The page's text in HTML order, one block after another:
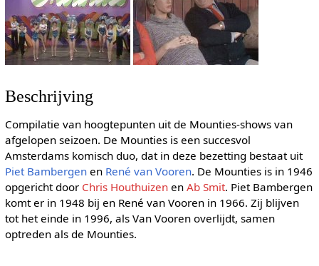
Beschrijving
Compilatie van hoogtepunten uit de Mounties-shows van
afgelopen seizoen. De Mounties is een succesvol
Amsterdams komisch duo, dat in deze bezetting bestaat uit
Piet Bambergenen René van Vooren. De Mounties is in 1946
opgericht door Chris Houthuizenen Ab Smit. Piet Bambergen
komt er in 1948 bij en René van Vooren in 1966. Zij blijven
tot het einde in 1996, als Van Vooren overlijdt, samen
optreden als de Mounties.